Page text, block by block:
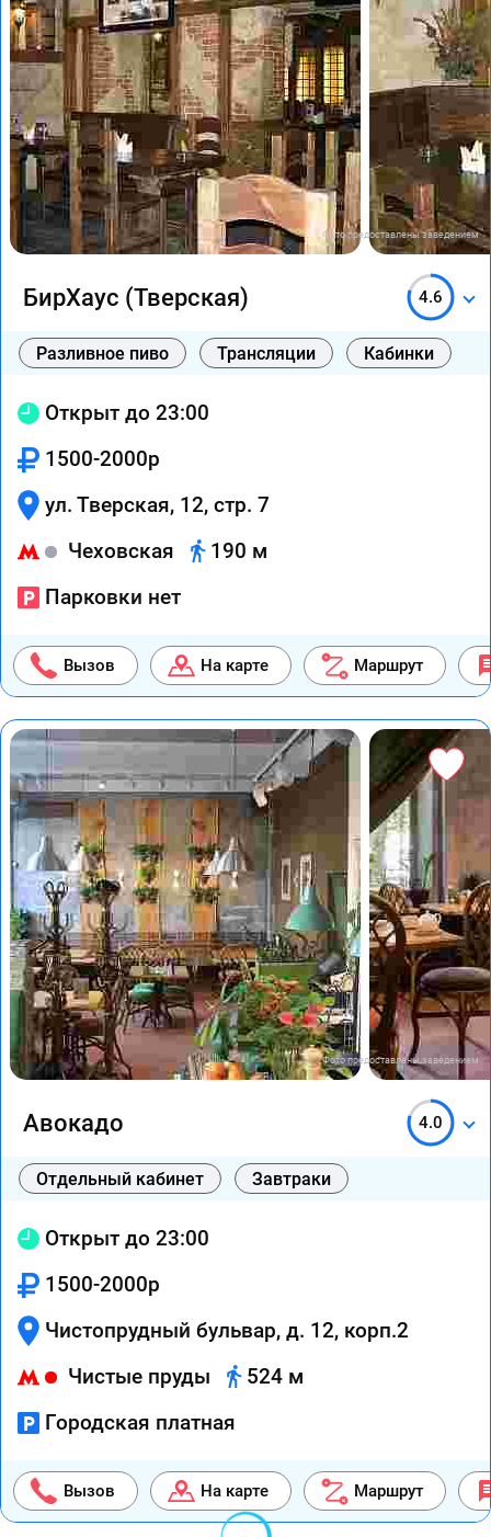
Фото предоставлены заведением
БирХаус (Тверская) 4.6
Разливное пиво Трансляции Кабинки
Открыт до 23:00
1500-2000р
ул. Тверская, 12, стр. 7
Чеховская
190 м
Парковки нет
Вызов На карте Маршрут
Фото предоставлены заведением
Авокадо 4.0
Отдельный кабинет Завтраки
Открыт до 23:00
1500-2000р
Чистопрудный бульвар, д. 12, корп.2
Чистые пруды
524 м
Городская платная
Вызов На карте Маршрут